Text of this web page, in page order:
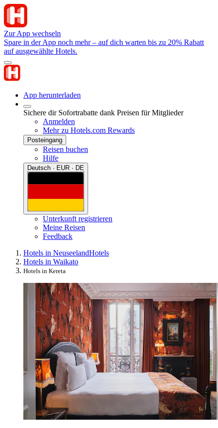
Zur App wechseln
Spare in der App noch mehr – auf dich warten bis zu 20% Rabatt
auf ausgewählte Hotels.
App herunterladen
Sichere dir Sofortrabatte dank Preisen für Mitglieder
Anmelden
Mehr zu Hotels.com Rewards
Posteingang
Reisen buchen
Hilfe
Deutsch · EUR · DE
Unterkunft registrieren
Meine Reisen
Feedback
Hotels in NeuseelandHotels
Hotels in Waikato
Hotels in Kereta